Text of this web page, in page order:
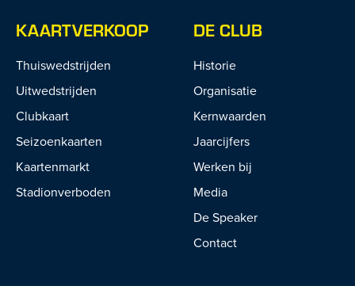
KAARTVERKOOP
Thuiswedstrijden
Uitwedstrijden
Clubkaart
Seizoenkaarten
Kaartenmarkt
Stadionverboden
DE CLUB
Historie
Organisatie
Kernwaarden
Jaarcijfers
Werken bij
Media
De Speaker
Contact